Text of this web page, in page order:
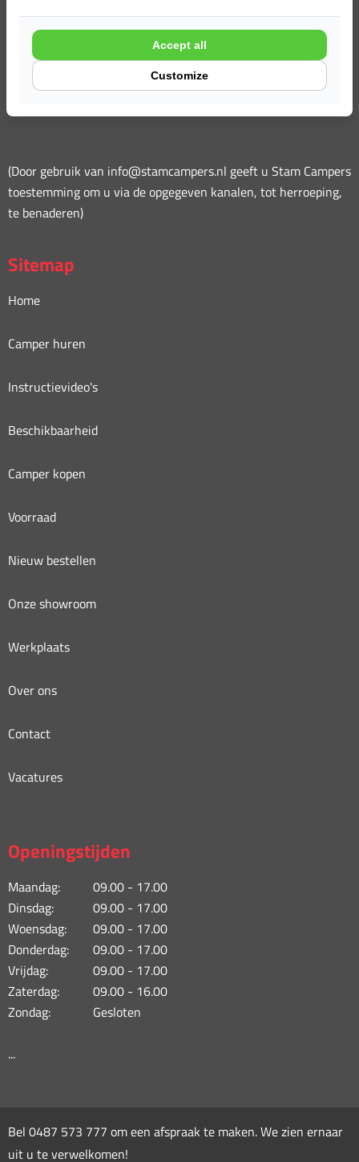
Melkweg 16 a
6621 BT Dreumel (bij Tiel)
0487 573 777
(Door gebruik van info@stamcampers.nl geeft u Stam Campers
toestemming om u via de opgegeven kanalen, tot herroeping,
te benaderen)
Sitemap
Home
Camper huren
Instructievideo's
Beschikbaarheid
Camper kopen
Voorraad
Nieuw bestellen
Onze showroom
Werkplaats
Over ons
Contact
Vacatures
Openingstijden
Maandag:
09.00 - 17.00
Dinsdag:
09.00 - 17.00
Woensdag:
09.00 - 17.00
Donderdag:
09.00 - 17.00
Vrijdag:
09.00 - 17.00
Zaterdag:
09.00 - 16.00
Zondag:
Gesloten
...
Bel 0487 573 777 om een afspraak te maken. We zien ernaar
uit u te verwelkomen!
Customize
Accept all